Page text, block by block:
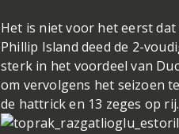
Het is niet voor het eerst
Phillip Island deed de 2-
sterk in het voordeel van
om vervolgens het seizoen
de hattrick en 13 zeges op rij.